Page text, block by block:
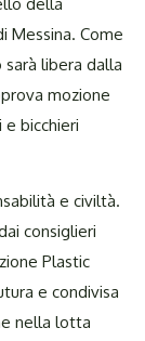
Messina. Come
sarà libera dalla
mozione
bicchieri
e civiltà.
consiglieri
Plastic
e condivisa
nella lotta